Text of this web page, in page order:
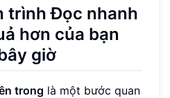
trình Đọc nhanh
hơn của bạn
giờ
trong là một bước quan